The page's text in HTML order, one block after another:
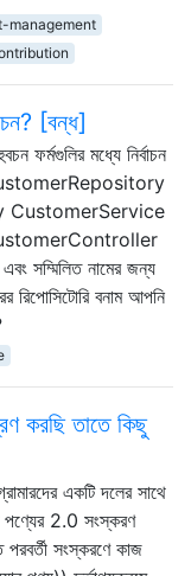
management
[বন্ধ]
ফর্মগুলির মধ্যে নির্বাচন
CustomerRepository
CustomerService
নামের জন্য
রিপোসিটোরি বনাম আপনি
করছি তাতে কিছু
একটি দলের সাথে
পণ্যের 2.0 সংস্করণ
সংস্করণে কাজ